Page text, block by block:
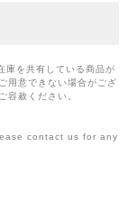
庫を共有している商品が
用意できない場合がござ
容赦ください。
contact us for any